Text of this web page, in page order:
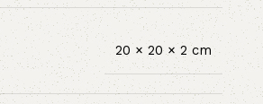
20 × 20 × 2 cm